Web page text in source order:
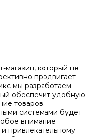
магазин, который не
продвигает
мы разработаем
обеспечит удобную
товаров.
системами будет
внимание
и привлекательному